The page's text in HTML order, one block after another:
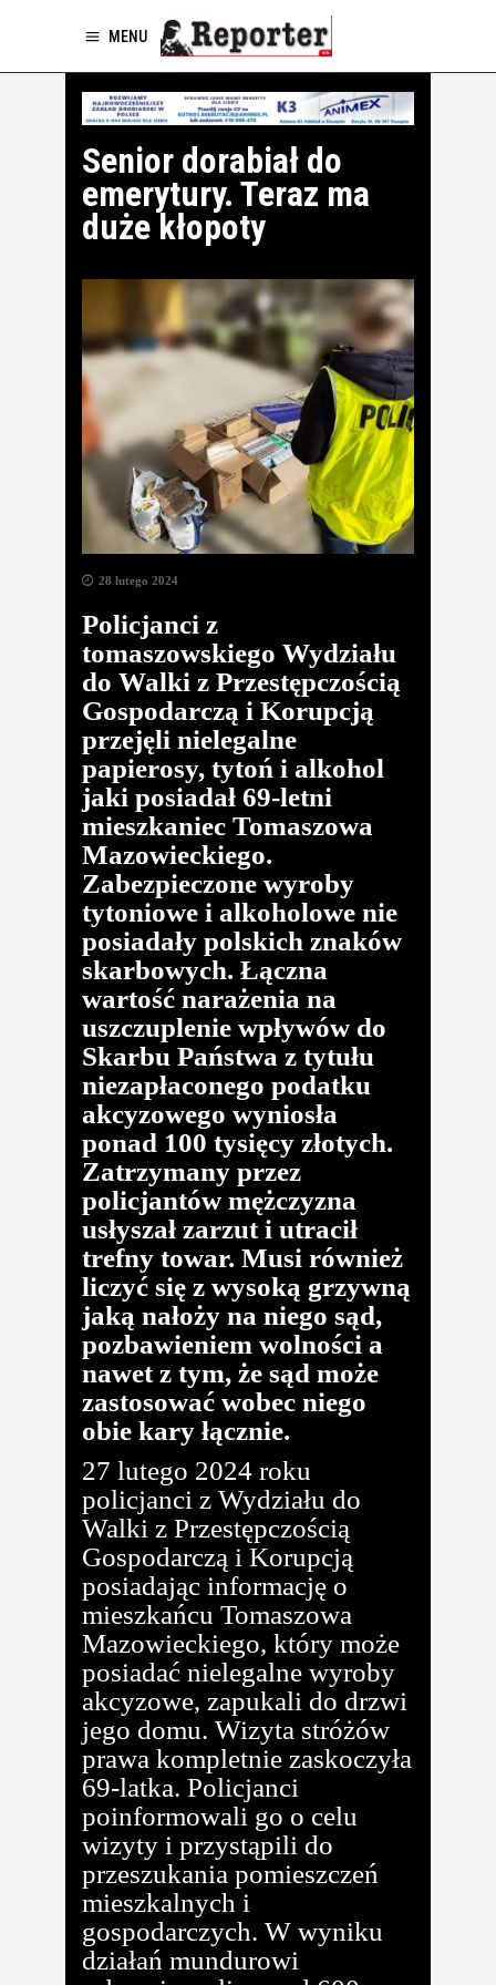
MENU
Senior dorabiał do
emerytury. Teraz ma
duże kłopoty
28 lutego 2024
Policjanci z
tomaszowskiego Wydziału
do Walki z Przestępczością
Gospodarczą i Korupcją
przejęli nielegalne
papierosy, tytoń i alkohol
jaki posiadał 69-letni
mieszkaniec Tomaszowa
Mazowieckiego.
Zabezpieczone wyroby
tytoniowe i alkoholowe nie
posiadały polskich znaków
skarbowych. Łączna
wartość narażenia na
uszczuplenie wpływów do
Skarbu Państwa z tytułu
niezapłaconego podatku
akcyzowego wyniosła
ponad 100 tysięcy złotych.
Zatrzymany przez
policjantów mężczyzna
usłyszał zarzut i utracił
trefny towar. Musi również
liczyć się z wysoką grzywną
jaką nałoży na niego sąd,
pozbawieniem wolności a
nawet z tym, że sąd może
zastosować wobec niego
obie kary łącznie.
27 lutego 2024 roku
policjanci z Wydziału do
Walki z Przestępczością
Gospodarczą i Korupcją
posiadając informację o
mieszkańcu Tomaszowa
Mazowieckiego, który może
posiadać nielegalne wyroby
akcyzowe, zapukali do drzwi
jego domu. Wizyta stróżów
prawa kompletnie zaskoczyła
69-latka. Policjanci
poinformowali go o celu
wizyty i przystąpili do
przeszukania pomieszczeń
mieszkalnych i
gospodarczych. W wyniku
działań mundurowi